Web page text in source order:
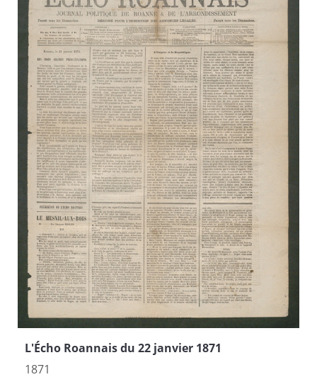
L'Écho Roannais du 22 janvier 1871
1871